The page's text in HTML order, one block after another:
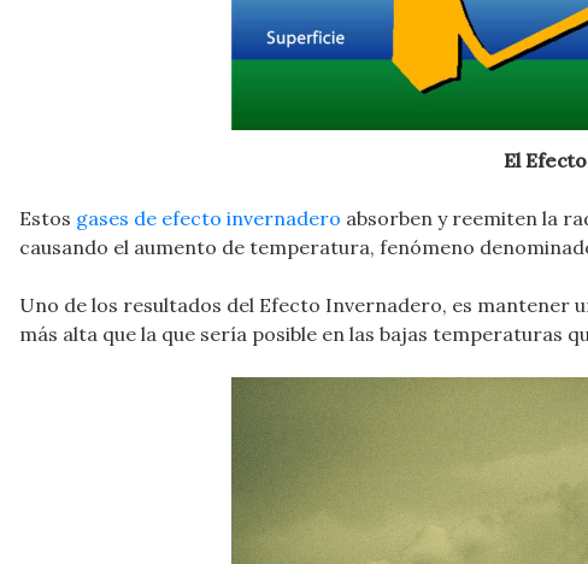
El
Estos gases de efecto invernadero absorben y reemiten la
causando el aumento de temperatura, fenómeno
Uno de los resultados del Efecto Invernadero, es mantener
más alta que la que sería posible en las bajas temperaturas